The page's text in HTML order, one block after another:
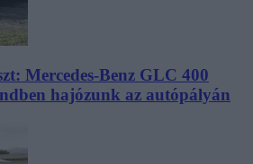
Mercedes-Benz GLC 400
hajózunk az autópályán